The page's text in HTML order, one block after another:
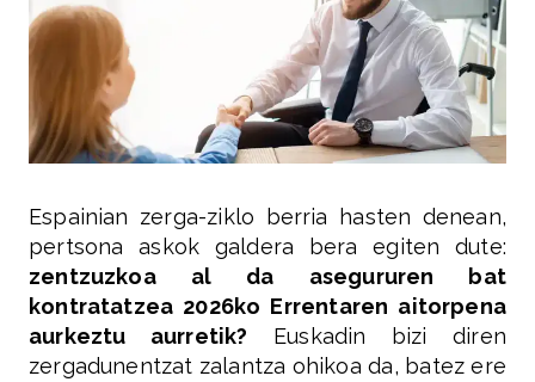
Espainian zerga-ziklo berria hasten denean,
pertsona askok galdera bera egiten dute:
zentzuzkoa al da asegururen bat
kontratatzea 2026ko Errentaren aitorpena
aurkeztu aurretik? Euskadin bizi diren
zergadunentzat zalantza ohikoa da, batez ere